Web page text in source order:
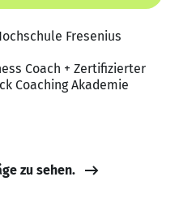
Fresenius
Coach + Zertifizierter
Coaching Akademie
zu sehen.